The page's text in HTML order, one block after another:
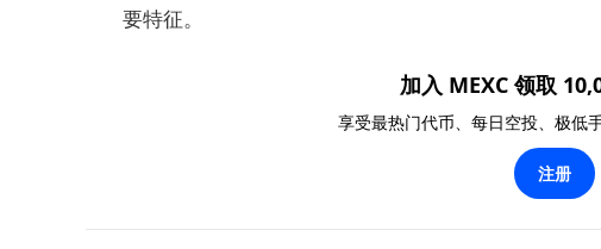
要特征。
加入 MEXC 领取
享受最热门代币、每日空投、极低
注册